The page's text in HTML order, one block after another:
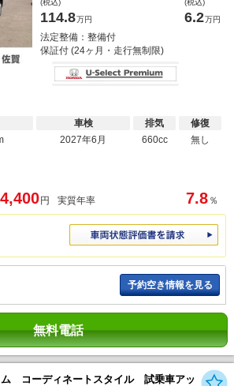
114.8万円 6.2万円
法定整備：整備付
保証付 (24ヶ月・走行無制限)
車検
2027年6月
排気
660cc
修復
無し
円 実質年率 7.8 ％
予約空き情報を見る
無料電話
ム コーディネートスタイル 試乗車アッ